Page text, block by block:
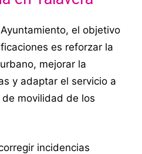
el objetivo
es reforzar la
mejorar la
y adaptar el servicio a
movilidad de los
incidencias